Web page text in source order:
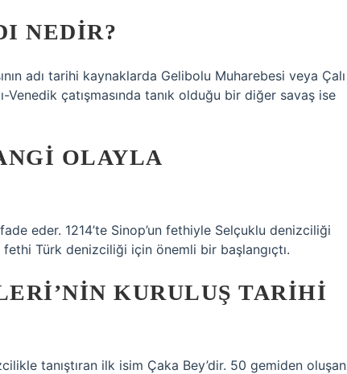
NEDIR?
adı tarihi kaynaklarda Gelibolu Muharebesi veya Çalı
çatışmasında tanık olduğu bir diğer savaş ise
OLAYLA
eder. 1214’te Sinop’un fethiyle Selçuklu denizciliği
Türk denizciliği için önemli bir başlangıçtı.
KURULUŞ TARIHI
tanıştıran ilk isim Çaka Bey’dir. 50 gemiden oluşan